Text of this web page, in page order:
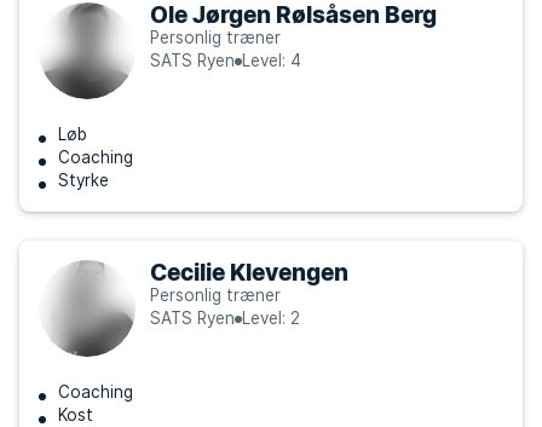
Ole Jørgen Rølsåsen Berg
Personlig træner
SATS Ryen
Level: 4
Løb
Coaching
Styrke
Cecilie Klevengen
Personlig træner
SATS Ryen
Level: 2
Coaching
Kost